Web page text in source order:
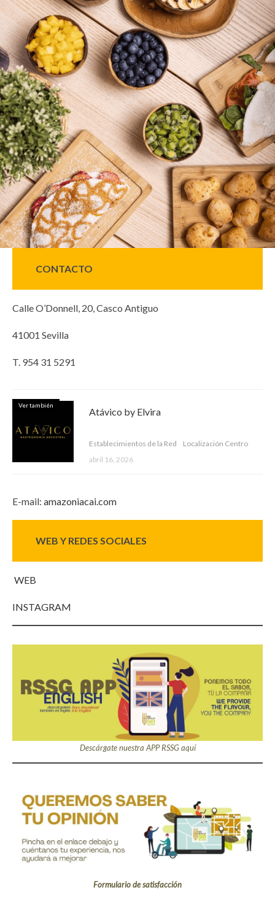
CONTACTO
Calle O’Donnell, 20, Casco Antiguo
41001 Sevilla
T. 954 31 5291
Ver también
Atávico by Elvira
Establecimientos de la Red
Localización Centro
abril 16, 2026
E-mail: amazoniacai.com
WEB Y REDES SOCIALES
WEB
INSTAGRAM
Descárgate nuestra APP RSSG aquí
Formulario de satisfacción